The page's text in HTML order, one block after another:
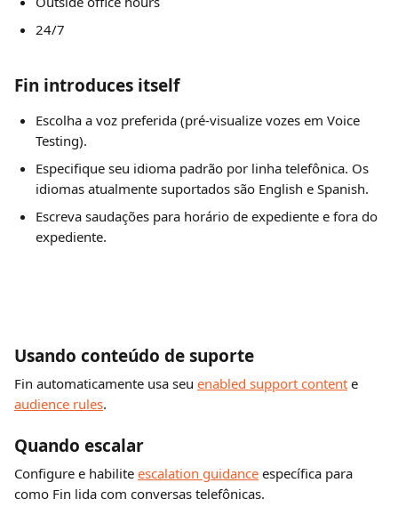
24/7
Fin introduces itself
Escolha a voz preferida (pré-visualize vozes em Voice
Testing).
Especifique seu idioma padrão por linha telefônica. Os
idiomas atualmente suportados são English e Spanish.
Escreva saudações para horário de expediente e fora do
expediente.
Usando conteúdo de suporte
Fin automaticamente usa seu enabled support content e
audience rules.
Quando escalar
Configure e habilite escalation guidance específica para
como Fin lida com conversas telefônicas.